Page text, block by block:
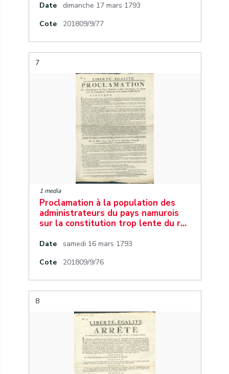
Date
dimanche 17 mars 1793
Cote
201809/9/77
7
1 media
Proclamation à la population des
administrateurs du pays namurois
sur la constitution trop lente du r…
Date
samedi 16 mars 1793
Cote
201809/9/76
8